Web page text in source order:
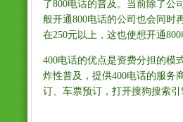
了800电话的普及。当前除了公
般开通800电话的公司也会同时
在250元以上，这也使想开通
400电话的优点是资费分担的模
炸性普及，提供400电话的服务
订、车票预订，打开搜狗搜索